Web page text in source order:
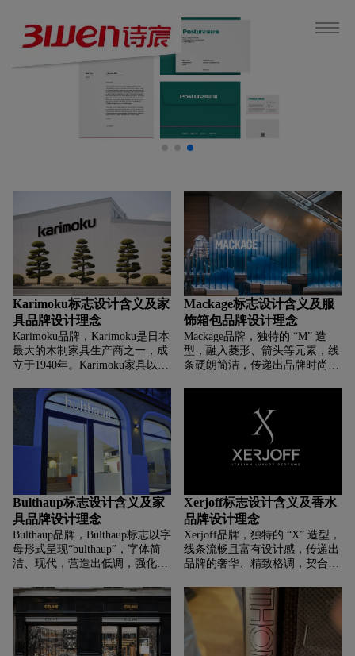
Karimoku标志设计含义及家
具品牌设计理念
Karimoku品牌，‌‌‌Karimoku是日本
最大的木制家具生产商之一，成
立于1940年。Karimoku家具以其
可持续材料而闻名。
Mackage标志设计含义及服
饰箱包品牌设计理念
Mackage品牌，‌‌‌独特的 “M” 造
型，融入菱形、箭头等元素，线
条硬朗简洁，传递出品牌时尚、
上追求独特造型与结构，展现出
区别于常规的创意。
“MACKAGE” 以粗体黑色呈现，
醒目有力，强化品牌名称识别，
传递出品牌自信、现代的气质，
潮流与品质消费者的定位。
Bulthaup标志设计含义及家
具品牌设计理念
Bulthaup品牌，‌‌‌Bulthaup标志以字
母形式呈现“bulthaup”，字体简
洁、现代，营造出低调，强化品
扬却注重品质与设计细节的特
质。
Xerjoff标志设计含义及香水
品牌设计理念
Xerjoff品牌，‌‌‌独特的 “X” 造型，
线条流畅且富有设计感，传递出
品牌的奢华、精致格调，契合其
化的字母设计，展现出品牌对美
学的追求，如同其香水中复杂精
妙的香调组合，给人独特且高端
的印象 。